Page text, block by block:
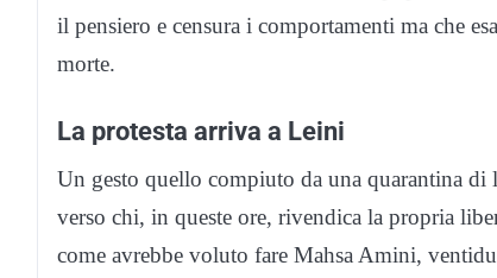
il pensiero e censura i comportamenti ma che
morte.
La protesta arriva a Leini
Un gesto quello compiuto da una quarantina di
verso chi, in queste ore, rivendica la propria
come avrebbe voluto fare Mahsa Amini,